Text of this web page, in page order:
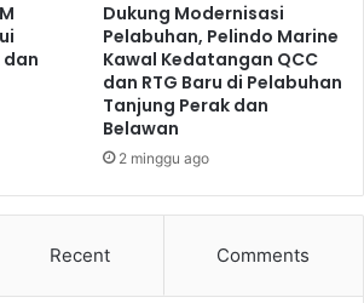
Dukung Modernisasi
Pelabuhan, Pelindo Marine
Kawal Kedatangan QCC
dan RTG Baru di Pelabuhan
Tanjung Perak dan
Belawan
2 minggu ago
Recent Comments